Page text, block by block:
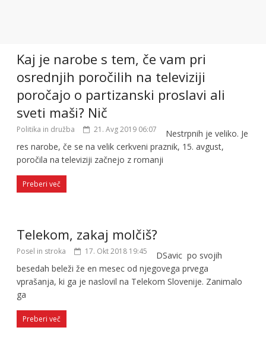
Kaj je narobe s tem, če vam pri
osrednjih poročilih na televiziji
poročajo o partizanski proslavi ali
sveti maši? Nič
Politika in družba 21. Avg 2019 06:07
Nestrpnih je veliko. Je
res narobe, če se na velik cerkveni praznik, 15. avgust,
poročila na televiziji začnejo z romanji
Preberi več
Telekom, zakaj molčiš?
Posel in stroka 17. Okt 2018 19:45
DSavic po svojih
besedah beleži že en mesec od njegovega prvega
vprašanja, ki ga je naslovil na Telekom Slovenije. Zanimalo
ga
Preberi več